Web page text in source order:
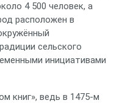
4 500 человек, а
расположен в
сельского
инициативами
книг», ведь в 1475‑м